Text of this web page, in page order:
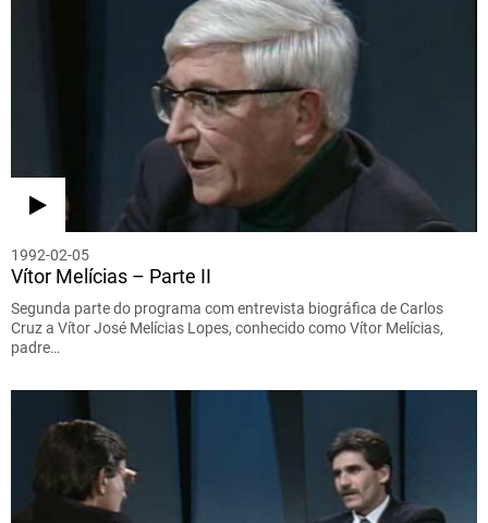
1992-02-05
Vítor Melícias – Parte II
Segunda parte do programa com entrevista biográfica de Carlos
Cruz a Vítor José Melícias Lopes, conhecido como Vítor Melícias,
padre…